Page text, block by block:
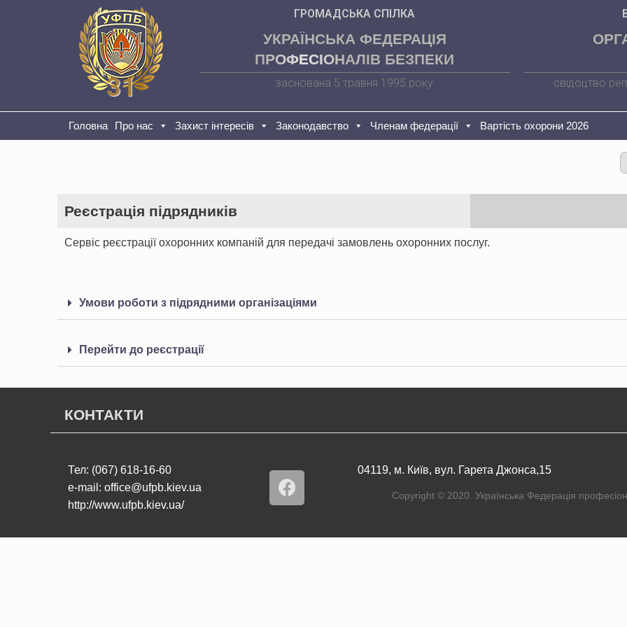
31
ГРОМАДСЬКА СПІЛКА
УКРАЇНСЬКА ФЕДЕРАЦІЯ
ПРОФЕСІОНАЛІВ БЕЗПЕКИ
заснована 5 травня 1995 року свідоцтво
Головна Про нас Захист інтересів Законодавство Членам федерації Вартість охорони 2026
Реєстрація підрядників
Сервіс реєстрації охоронних компаній для передачі замовлень охоронних послуг.
Умови роботи з підрядними організаціями
Перейти до реєстрації
КОНТАКТИ
Тел: (067) 618-16-60
e-mail: office@ufpb.kiev.ua
http://www.ufpb.kiev.ua/
04119, м. Київ, вул. Гарета Джонса,15
Copyright © 2020. Українська Федерація